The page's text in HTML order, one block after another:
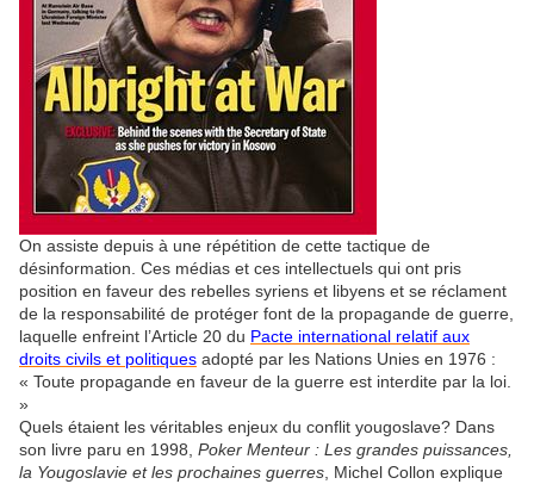
On assiste depuis à une répétition de cette tactique de
désinformation. Ces médias et ces intellectuels qui ont pris
position en faveur des rebelles syriens et libyens et se réclament
de la responsabilité de protéger font de la propagande de guerre,
laquelle enfreint l’Article 20 du Pacte international relatif aux
droits civils et politiques adopté par les Nations Unies en 1976 :
« Toute propagande en faveur de la guerre est interdite par la loi.
»
Quels étaient les véritables enjeux du conflit yougoslave? Dans
son livre paru en 1998, Poker Menteur : Les grandes puissances,
la Yougoslavie et les prochaines guerres , Michel Collon explique